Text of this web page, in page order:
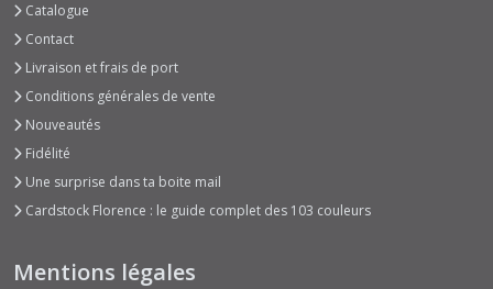
Catalogue
Contact
Livraison et frais de port
Conditions générales de vente
Nouveautés
Fidélité
Une surprise dans ta boite mail
Cardstock Florence : le guide complet des 103 couleurs
Mentions légales